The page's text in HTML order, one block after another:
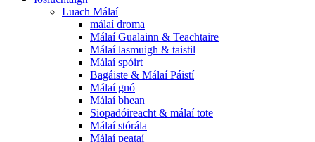
Luach Málaí
málaí droma
Málaí Gualainn & Teachtaire
Málaí lasmuigh & taistil
Málaí spóirt
Bagáiste & Málaí Páistí
Málaí gnó
Málaí bhean
Siopadóireacht & málaí tote
Málaí stórála
Málaí peataí